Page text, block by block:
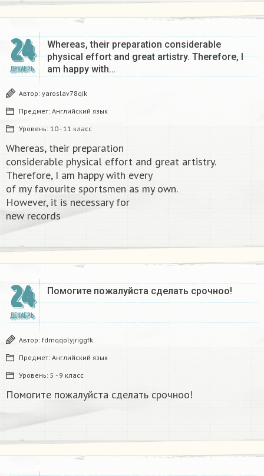
24
ДЕКАБРЬ
Whereas, their preparation considerable
physical effort and great artistry. Therefore, I
am happy with…
Автор: yaroslav78qik
Предмет: Английский язык
Уровень: 10 - 11 класс
Whereas, their preparation
considerable physical effort and great artistry.
Therefore, I am happy with every
of my favourite sportsmen as my own.
However, it is necessary for
new records​
24
ДЕКАБРЬ
Помогите пожалуйста сделать срочноо! ​
Автор: fdmqqolyjriggfk
Предмет: Английский язык
Уровень: 5 - 9 класс
Помогите пожалуйста сделать срочноо!